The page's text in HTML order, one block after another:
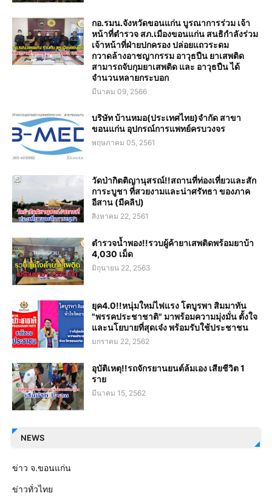
กอ.รมน.จังหวัดขอนแก่น บูรณาการร่วม เจ้า
หน้าที่ตำรวจ สภ.เมืองขอนแก่น สนธิกำลังร่วม
เจ้าหน้าที่ฝ่ายปกครอง ปล่อยแถวระดม
กวาดล้างอาชญากรรม อาวุธปืน ยาเสพติด
สามารถจับกุมยาเสพติด และ อาวุธปืน ได้
จำนวนหลายกระบอก
มีนาคม 09, 2566
บริษัท บ้านหมอ(ประเทศไทย)จำกัด สาขา
ขอนแก่น อุปกรณ์การแพทย์ครบวงจร
พฤษภาคม 05, 2561
วัดป่ากิตติญานุสรณ์!!สถานที่ท่องเที่ยวและสัก
การะบูชา ที่สวยงามและน่าศรัทธา ของภาค
อีสาน (มีคลิป)
สิงหาคม 22, 2561
ตำรวจน้ำพอง!!รวบผู้ค้ายาเสพติดพร้อมยาบ้า
4,030 เม็ด
มิถุนายน 22, 2563
ยุค4.0!!หนุ่มใหม่ไฟแรง โตบูรพา สิมมาทัน
"พรรคประชาชาติ" มาพร้อมความมุ่งมั่น ตั้งใจ
และนโยบายที่สุดเจ๋ง พร้อมรับใช้ประชาชน
มกราคม 22, 2562
อุบัติเหตุ!!รถจักรยานยนต์ล้มเอง เสียชีวิต 1
ราย
มีนาคม 15, 2562
NEWS
ข่าว จ.ขอนแก่น
ข่าวทั่วไทย